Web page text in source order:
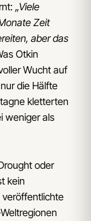
„Viele
Zeit
aber das
Otkin
Wucht auf
die Hälfte
kletterten
weniger als
oder
kein
veröffentlichte